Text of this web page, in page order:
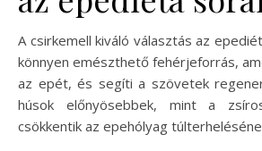
A csirkemell kiváló választás az
könnyen emészthető fehérjeforrás,
az epét, és segíti a szövetek
húsok előnyösebbek, mint a
csökkentik az epehólyag